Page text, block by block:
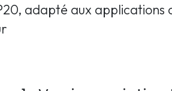
adapté aux applications